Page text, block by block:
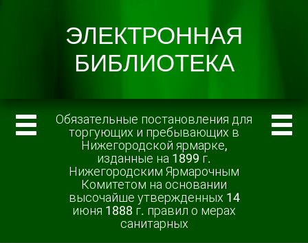
Обязательные постановления для
торгующих и пребывающих в
Нижегородской ярмарке,
изданные на 1899 г.
Нижегородским Ярмарочным
Комитетом на основании
высочайше утвержденных 14
июня 1888 г. правил о мерах
санитарных